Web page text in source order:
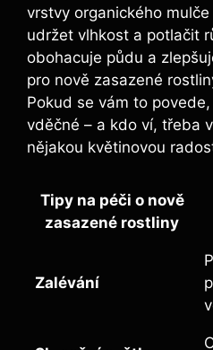
vrstvy organického
udržet vlhkost a potlačit
obohacuje půdu a
pro nově zasazené
Pokud se vám to
vděčné – a kdo ví, třeba
nějakou květinovou
Tipy na péči o nově
zasazené rostliny
Zalévání